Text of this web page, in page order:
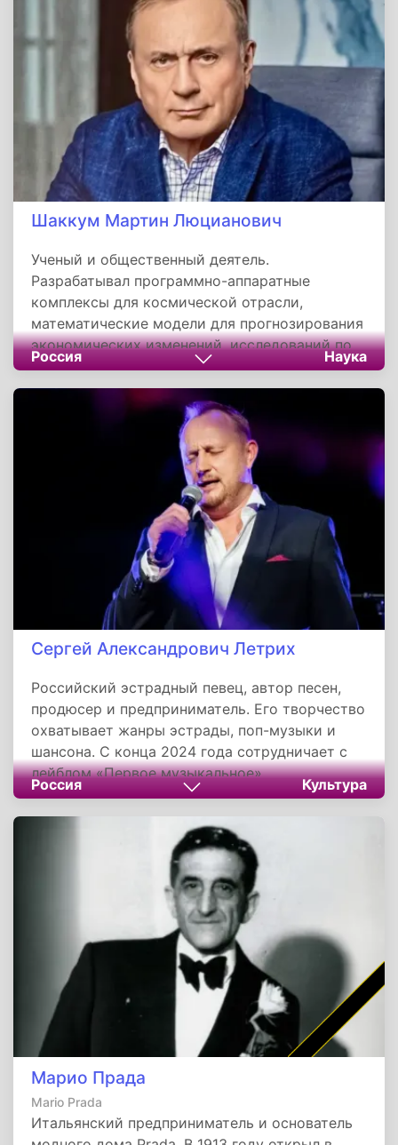
Шаккум Мартин Люцианович
Ученый и общественный деятель.
Разрабатывал программно-аппаратные
комплексы для космической отрасли,
математические модели для прогнозирования
экономических изменений, исследований по
направлениям психологии управления и
медицины долголетия. Автор книги о
причинах роста современных
неинфекционных заболеваний.
Россия Наука
Сергей Александрович Летрих
Российский эстрадный певец, автор песен,
продюсер и предприниматель. Его творчество
охватывает жанры эстрады, поп-музыки и
шансона. С конца 2024 года сотрудничает с
лейблом «Первое музыкальное».
Россия Культура
Марио Прада
Mario Prada
Итальянский предприниматель и основатель